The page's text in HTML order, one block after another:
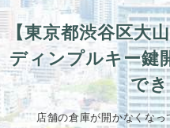
【東京都渋谷区大
ディンプルキー鍵
で
店舗の倉庫が開かなくな